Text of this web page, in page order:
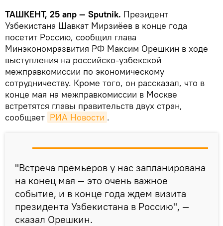
ТАШКЕНТ, 25 апр — Sputnik. Президент
Узбекистана Шавкат Мирзиёев в конце года
посетит Россию, сообщил глава
Минэкономразвития РФ Максим Орешкин в ходе
выступления на российско-узбекской
межправкомиссии по экономическому
сотрудничеству. Кроме того, он рассказал, что в
конце мая на межправкомиссии в Москве
встретятся главы правительств двух стран,
сообщает РИА Новости .
"Встреча премьеров у нас запланирована
на конец мая — это очень важное
событие, и в конце года ждем визита
президента Узбекистана в Россию", —
сказал Орешкин.